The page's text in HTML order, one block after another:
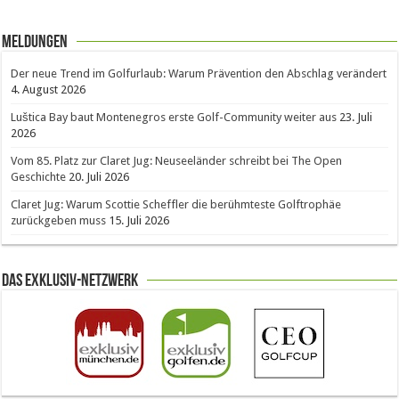
Meldungen
Der neue Trend im Golfurlaub: Warum Prävention den Abschlag verändert
4. August 2026
Luštica Bay baut Montenegros erste Golf-Community weiter aus 23. Juli
2026
Vom 85. Platz zur Claret Jug: Neuseeländer schreibt bei The Open
Geschichte 20. Juli 2026
Claret Jug: Warum Scottie Scheffler die berühmteste Golftrophäe
zurückgeben muss 15. Juli 2026
Das Exklusiv-Netzwerk